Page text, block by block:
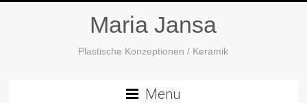
Maria Jansa
Plastische Konzeptionen / Keramik
Menu